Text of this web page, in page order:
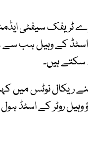
ٹریفک سیفٹی
اسٹڈ کے وہیل
ہیں۔
ریکال نوٹس میں
وہیل روٹر کے اسٹڈ